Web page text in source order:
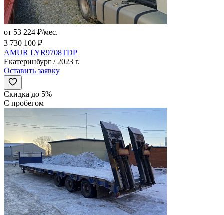
от 53 224 ₽/мес.
3 730 100 ₽
AMUR LYR9708TDP
Екатеринбург / 2023 г.
Оставить заявку
Скидка до 5%
С пробегом